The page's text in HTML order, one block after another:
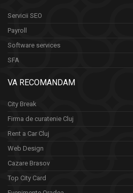
Servicii SEO
Payroll
Software services
SFA
VA RECOMANDAM
City Break
Firma de curatenie Cluj
Rent a Car Cluj
Web Design
Cazare Brasov
Top City Card